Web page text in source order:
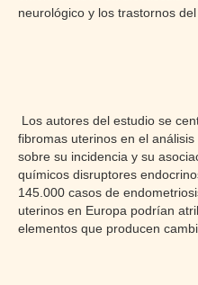
neurológico y los trastornos del
Los autores del estudio se
fibromas uterinos en el
sobre su incidencia y su
químicos disruptores
145.000 casos de
uterinos en Europa podrían
elementos que producen